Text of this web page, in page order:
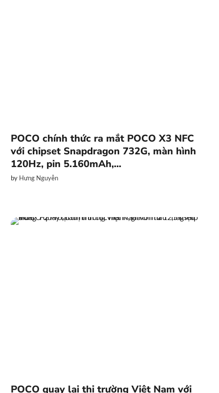
POCO chính thức ra mắt POCO X3 NFC
với chipset Snapdragon 732G, màn hình
120Hz, pin 5.160mAh,...
by Hưng Nguyễn
POCO quay lại thị trường Việt Nam với